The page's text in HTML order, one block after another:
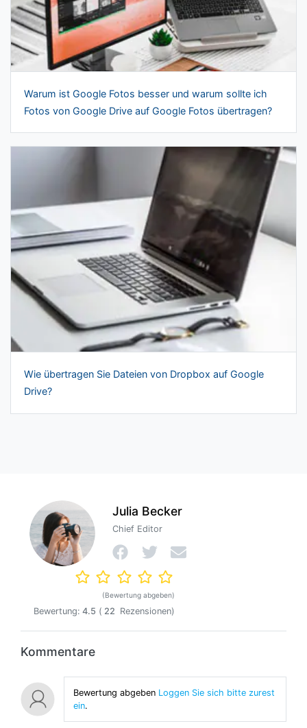
Warum ist Google Fotos besser und warum sollte ich
Fotos von Google Drive auf Google Fotos übertragen?
Wie übertragen Sie Dateien von Dropbox auf Google
Drive?
Julia Becker
Chief Editor
(Bewertung abgeben)
Bewertung: 4.5 ( 22 Rezensionen)
Kommentare
Bewertung abgebenLoggen Sie sich bitte zurest
ein.